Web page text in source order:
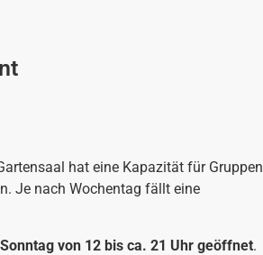
hat eine Kapazität für Gruppen
Je nach Wochentag fällt eine
von 12 bis ca. 21 Uhr geöffnet.